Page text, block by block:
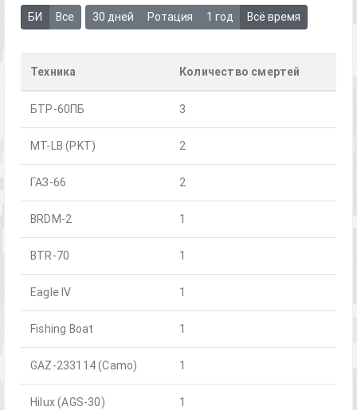
БИ Все 30 дней Ротация 1 год Всё время
Техника Количество смертей
БТР-60ПБ 3
MT-LB (PKT) 2
ГАЗ-66 2
BRDM-2 1
BTR-70 1
Eagle IV 1
Fishing Boat 1
GAZ-233114 (Camo) 1
Hilux (AGS-30) 1